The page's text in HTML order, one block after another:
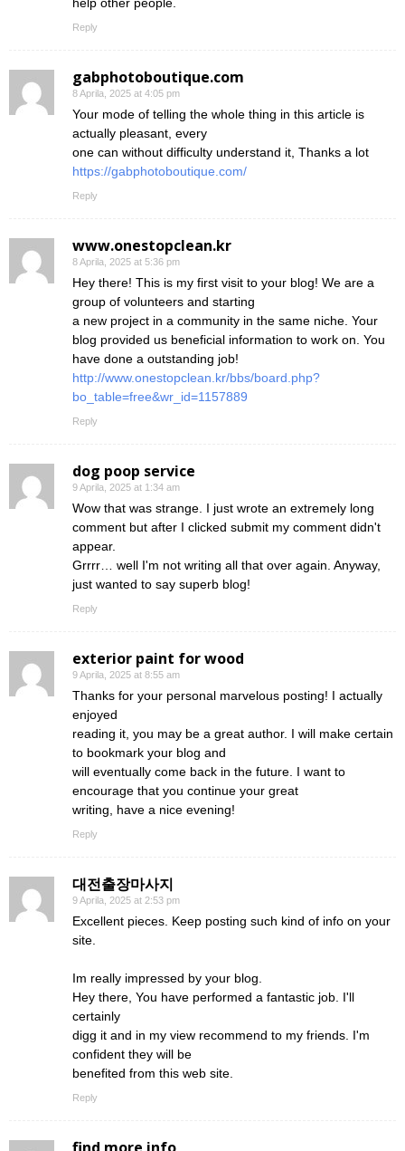
Reply
gabphotoboutique.com
8 Aprila, 2025 at 4:05 pm
Your mode of telling the whole thing in this article is
actually pleasant, every
one can without difficulty understand it, Thanks a lot
https://gabphotoboutique.com/
Reply
www.onestopclean.kr
8 Aprila, 2025 at 5:36 pm
Hey there! This is my first visit to your blog! We are a
group of volunteers and starting
a new project in a community in the same niche. Your
blog provided us beneficial information to work on. You
have done a outstanding job!
http://www.onestopclean.kr/bbs/board.php?
bo_table=free&wr_id=1157889
Reply
dog poop service
9 Aprila, 2025 at 1:34 am
Wow that was strange. I just wrote an extremely long
comment but after I clicked submit my comment didn't
appear.
Grrrr… well I'm not writing all that over again. Anyway,
just wanted to say superb blog!
Reply
exterior paint for wood
9 Aprila, 2025 at 8:55 am
Thanks for your personal marvelous posting! I actually
enjoyed
reading it, you may be a great author. I will make certain
to bookmark your blog and
will eventually come back in the future. I want to
encourage that you continue your great
writing, have a nice evening!
Reply
대전출장마사지
9 Aprila, 2025 at 2:53 pm
Excellent pieces. Keep posting such kind of info on your
site.
Im really impressed by your blog.
Hey there, You have performed a fantastic job. I'll
certainly
digg it and in my view recommend to my friends. I'm
confident they will be
benefited from this web site.
Reply